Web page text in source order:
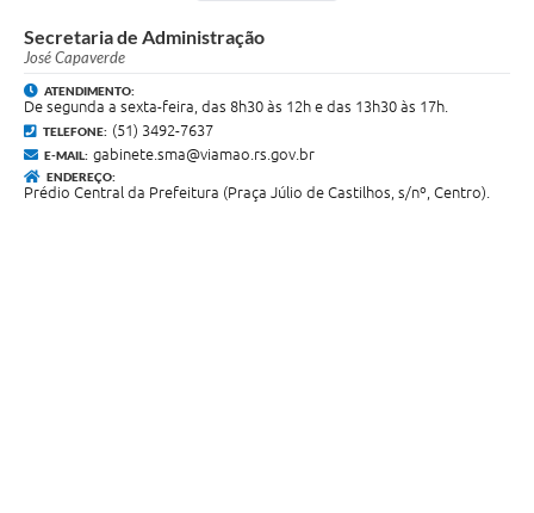
Secretaria de Administração
José Capaverde
ATENDIMENTO:
De segunda a sexta-feira, das 8h30 às 12h e das 13h30 às 17h.
TELEFONE: (51) 3492-7637
E-MAIL: gabinete.sma@viamao.rs.gov.br
ENDEREÇO:
Prédio Central da Prefeitura (Praça Júlio de Castilhos, s/nº, Centro).